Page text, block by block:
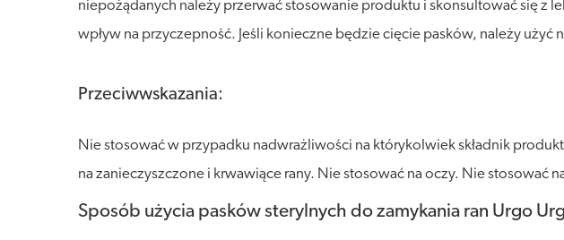
niepożądanych należy przerwać stosowanie produktu i skonsultować się z
wpływ na przyczepność. Jeśli konieczne będzie cięcie pasków, należy
Przeciwwskazania:
Nie stosować w przypadku nadwrażliwości na którykolwiek składnik
na zanieczyszczone i krwawiące rany. Nie stosować na oczy. Nie stosować
Sposób użycia pasków sterylnych do zamykania ran Urgo